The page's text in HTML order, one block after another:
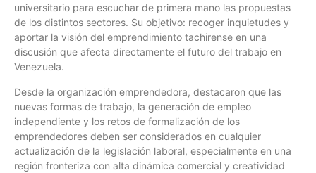
universitario para escuchar de primera mano las propuestas
de los distintos sectores. Su objetivo: recoger inquietudes y
aportar la visión del emprendimiento tachirense en una
discusión que afecta directamente el futuro del trabajo en
Venezuela.
Desde la organización emprendedora, destacaron que las
nuevas formas de trabajo, la generación de empleo
independiente y los retos de formalización de los
emprendedores deben ser considerados en cualquier
actualización de la legislación laboral, especialmente en una
región fronteriza con alta dinámica comercial y creatividad